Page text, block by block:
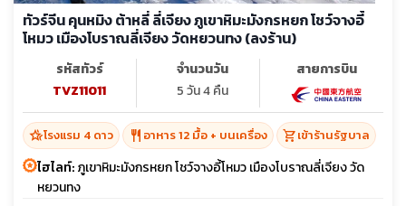
ทัวร์จีน คุนหมิง ต้าหลี่ ลี่เจียง ภูเขาหิมะมังกรหยก โชว์จางอี้
โหมว เมืองโบราณลี่เจียง วัดหยวนทง (ลงร้าน)
รหัสทัวร์
TVZ11011
จำนวนวัน
5 วัน 4 คืน
สายการบิน
hotel_classโรงแรม 4 ดาว restaurant อาหาร 12 มื้อ + บนเครื่อง shopping_cartเข้าร้านรัฐบาล
ไฮไลท์:ภูเขาหิมะมังกรหยก โชว์จางอี้โหมว เมืองโบราณลี่เจียง วัด
หยวนทง